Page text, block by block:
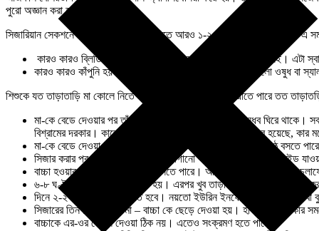
পুরো অজ্ঞান করা হয়।
সিজারিয়ান সেকশনে বাচ্চা হওয়ার পর বেডে দিতে আরও ১-২ ঘণ্টা সময় লাগে। কারণ এ
কারও কারও ব্লিডিং বেশি হয়। তবে এ নিয়ে চিন্তার কোনও কারণ নেই। এটা
কারও কারও কাঁপুনি হয়। এতেও চিন্তার কোনও কারণ নেই। এগুলো ওষুধ বা
শিশুকে যত তাড়াতাড়ি মা কোলে নিতে পারে, বাচ্চাকে বুকের দুধ খাওয়াতে পারে তত
মা-কে বেডে দেওয়ার পর তাঁর চারপাশে আত্মীয়-পরিজন, বন্ধু-বান্ধব ঘিরে
বিশ্রামের দরকার। কাজেই মায়ের পাশে ভিড় জমিয়ে বাচ্চা কত সুন্দর হয়েছে,
মা-কে বেডে দেওয়া হলেও মায়ের নীচের দিকটা তখন অবশ থাকে। উঠে বসতে
সিজার করার পর মায়ের শরীরে দুটো নল লাগানো থাকে। একটা আইভি ফ্লুইড
বাচ্চা হওয়ার ৬-৮ ঘণ্টা পর মা উঠে বসতে পারে। আর যত তাড়াতাড়ি মা উঠে
৬-৮ ঘণ্টা পর সলিড খাবার দেওয়া হয়। এরপর খুব তাড়াতাড়ি নরমাল ডায়েট শুরু
দিনে ২-২ ১/২ লিটার জল খেতে হবে। নয়তো ইউরিন ইনফেকশনের চান্স থাকে বা
সিজারের তিন চার দিন পর মা – বাচ্চা কে ছেড়ে দেওয়া হয়। হাসপাতালে
বাচ্চাকে এর-ওর কোলে দেওয়া ঠিক নয়। এতেও সংক্রমণ হতে পারে।